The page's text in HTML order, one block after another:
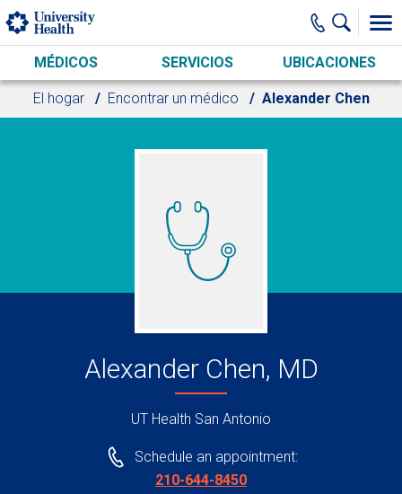
Skip to main content
MÉDICOS SERVICIOS UBICACIONES
El hogar Encontrar un médico Alexander Chen
Alexander Chen, MD
UT Health San Antonio
Schedule an appointment:
210-644-8450